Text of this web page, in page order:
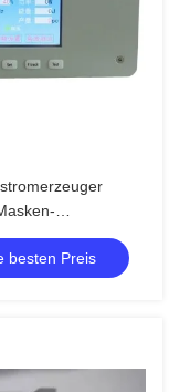
besten Preis